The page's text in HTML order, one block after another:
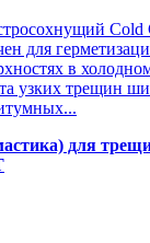
Cold
для
в
узких трещин
для